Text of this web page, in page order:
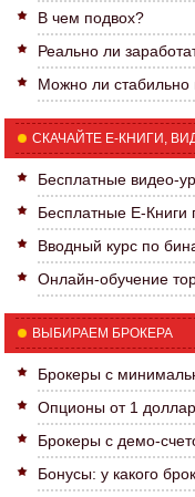
В чем подвох?
Реально ли
Можно ли стабильно
СКАЧАЙТЕ Е-КНИГИ,
Бесплатные видео-
Бесплатные Е-
Вводный курс по
Онлайн-обучение
ВЫБИРАЕМ БРОКЕРА
Брокеры с
Опционы от 1
Брокеры с демо-
Бонусы: у какого